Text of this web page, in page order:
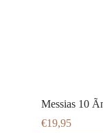
Messias 10
€19,95